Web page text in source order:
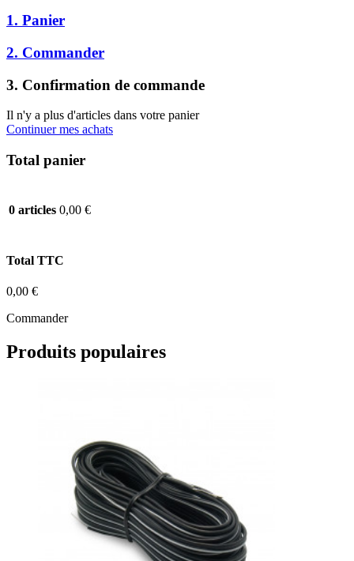
1. Panier
2. Commander
3. Confirmation de commande
Il n'y a plus d'articles dans votre panier
Continuer mes achats
Total panier
0 articles 0,00 €
Total TTC
0,00 €
Commander
Produits populaires